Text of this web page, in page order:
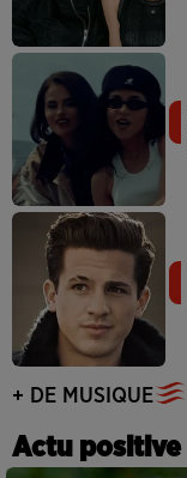
+ DE MUSIQUE
Actu positive